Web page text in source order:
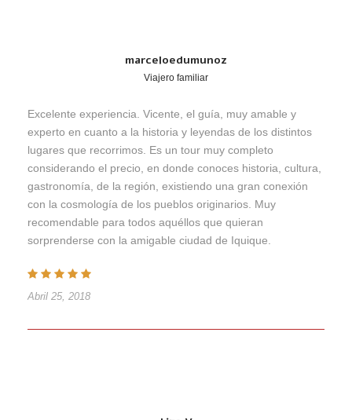
marceloedumunoz
Viajero familiar
Excelente experiencia. Vicente, el guía, muy amable y
experto en cuanto a la historia y leyendas de los distintos
lugares que recorrimos. Es un tour muy completo
considerando el precio, en donde conoces historia, cultura,
gastronomía, de la región, existiendo una gran conexión
con la cosmología de los pueblos originarios. Muy
recomendable para todos aquéllos que quieran
sorprenderse con la amigable ciudad de Iquique.
Abril 25, 2018